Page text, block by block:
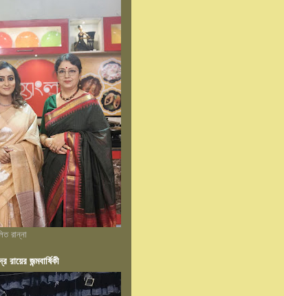
রান্না
রায়ের জন্মবার্ষিকী